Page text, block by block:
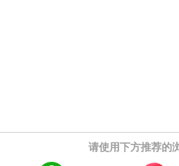
请使用下方推荐的